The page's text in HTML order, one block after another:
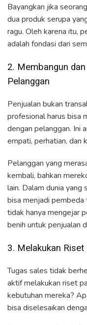
Bayangkan jika
dua produk serupa
ragu. Oleh karena itu,
adalah fondasi dari
2. Membangun
Pelanggan
Penjualan bukan
profesional harus bisa
dengan pelanggan. Ini
empati, perhatian, dan
Pelanggan yang
kembali, bahkan
lain. Dalam dunia
bisa menjadi
tidak hanya mengejar
benih untuk penjualan
3. Melakukan
Tugas sales tidak
aktif melakukan riset
kebutuhan mereka?
bisa diselesaikan